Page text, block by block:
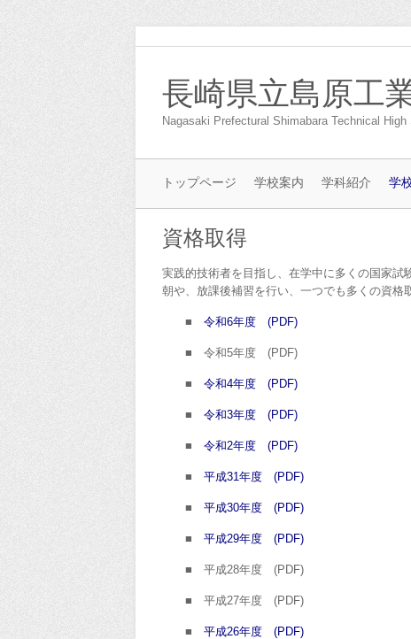
長崎県立島原工
Nagasaki Prefectural Shimabara Technical High
トップページ 学校案内 学科紹介 学
資格取得
実践的技術者を目指し、在学中に多くの国家
朝や、放課後補習を行い、一つでも多くの資格
■ 令和6年度 (PDF)
■ 令和5年度 (PDF)
■ 令和4年度 (PDF)
■ 令和3年度 (PDF)
■ 令和2年度 (PDF)
■ 平成31年度 (PDF)
■ 平成30年度 (PDF)
■ 平成29年度 (PDF)
■ 平成28年度 (PDF)
■ 平成27年度 (PDF)
■ 平成26年度 (PDF)